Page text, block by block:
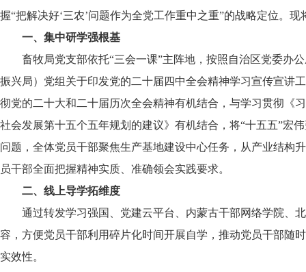
握“把解决好‘三农’问题作为全党工作重中之重”的战略定位。
一、集中研学强根基
畜牧局党支部依托“三会一课”主阵地，按照自治区党委办
振兴局）党组关于印发党的二十届四中全会精神学习宣传宣讲
彻党的二十大和二十届历次全会精神有机结合，与学习贯彻《
社会发展第十五个五年规划的建议》有机结合，将“十五五”宏
问题，全体党员干部聚焦生产基地建设中心任务，从产业结构
员干部全面把握精神实质、准确领会实践要求。
二、线上导学拓维度
通过转发学习强国、党建云平台、内蒙古干部网络学院、
容，方便党员干部利用碎片化时间开展自学，推动党员干部随
实效性。